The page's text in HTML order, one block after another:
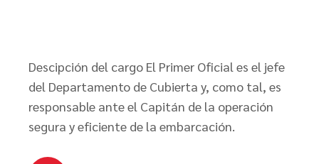
Descipción del cargo El Primer Oficial es el jefe
del Departamento de Cubierta y, como tal, es
responsable ante el Capitán de la operación
segura y eficiente de la embarcación.